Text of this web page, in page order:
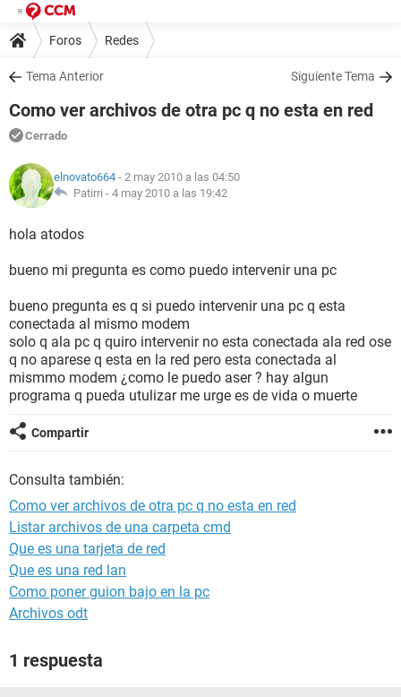
Foros Redes
Tema Anterior Siguiente Tema
Como ver archivos de otra pc q no esta en red
Cerrado
elnovato664 - 2 may 2010 a las 04:50
Patirri - 4 may 2010 a las 19:42
hola atodos
bueno mi pregunta es como puedo intervenir una pc
bueno pregunta es q si puedo intervenir una pc q esta
conectada al mismo modem
solo q ala pc q quiro intervenir no esta conectada ala red ose
q no aparese q esta en la red pero esta conectada al
mismmo modem ¿como le puedo aser ? hay algun
programa q pueda utulizar me urge es de vida o muerte
Compartir
Consulta también:
Como ver archivos de otra pc q no esta en red
Listar archivos de una carpeta cmd
Que es una tarjeta de red
Que es una red lan
Como poner guion bajo en la pc
Archivos odt
1 respuesta